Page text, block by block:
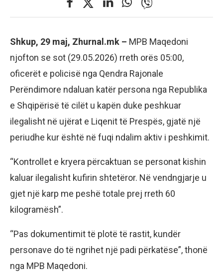
Shkup, 29 maj, Zhurnal.mk – MPB Maqedoni
njofton se sot (29.05.2026) rreth orës 05:00,
oficerët e policisë nga Qendra Rajonale
Perëndimore ndaluan katër persona nga Republika
e Shqipërisë të cilët u kapën duke peshkuar
ilegalisht në ujërat e Liqenit të Prespës, gjatë një
periudhe kur është në fuqi ndalim aktiv i peshkimit.
“Kontrollet e kryera përcaktuan se personat kishin
kaluar ilegalisht kufirin shtetëror. Në vendngjarje u
gjet një karp me peshë totale prej rreth 60
kilogramësh”.
“Pas dokumentimit të plotë të rastit, kundër
personave do të ngrihet një padi përkatëse”, thonë
nga MPB Maqedoni.